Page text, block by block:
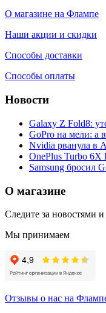
О магазине на Флампе
Наши акции и скидки
Способы доставки
Способы оплаты
Новости
Galaxy Z Fold8:
GoPro на мели: а
Nvidia рванула в
OnePlus Turbo
Samsung бросил
О магазине
Следите за новостями
Мы принимаем
Отзывы о нас на